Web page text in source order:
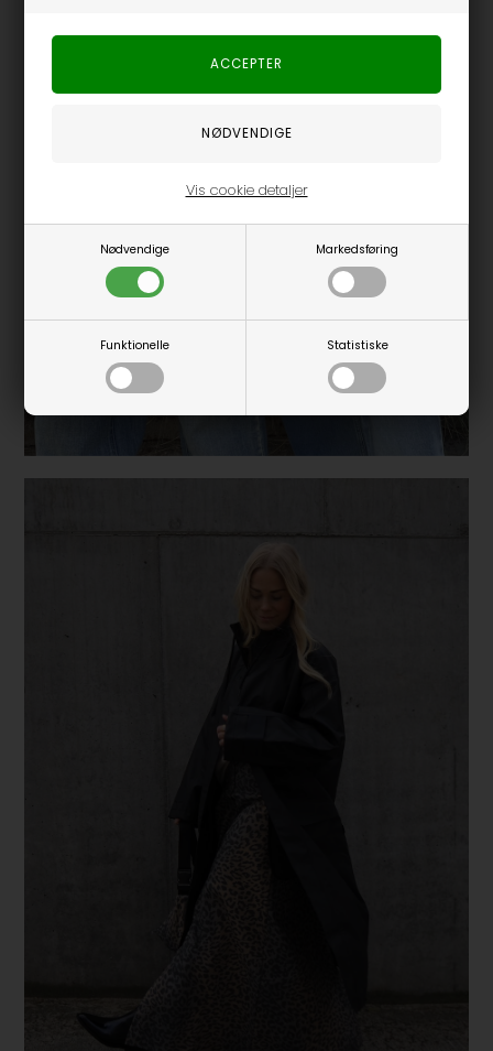
Nødvendige Markedsføring
Funktionelle Statistiske
Vis cookie detaljer